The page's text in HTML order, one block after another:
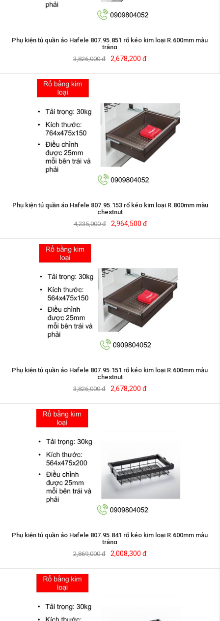
Phụ kiện tủ quần áo Hafele 807.95.851 rổ kéo kim loại R.600mm màu
trắng
3,826,000 đ
2,678,200 đ
Phụ kiện tủ quần áo Hafele 807.95.153 rổ kéo kim loại R.800mm màu
chestnut
4,235,000 đ
2,964,500 đ
Phụ kiện tủ quần áo Hafele 807.95.151 rổ kéo kim loại R.600mm màu
chestnut
3,826,000 đ
2,678,200 đ
Phụ kiện tủ quần áo Hafele 807.95.841 rổ kéo kim loại R.600mm màu
trắng
2,869,000 đ
2,008,300 đ